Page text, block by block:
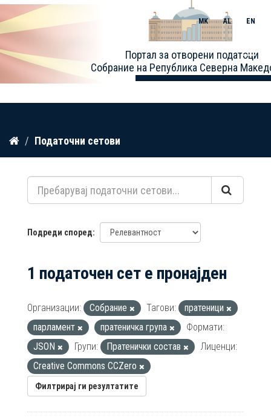
Прескокнете
содржина
Портал за отворени податоци
Собрание на Република Северна
MK AL EN
Toggle
Податочни сетови
Подреди според
1 податочен сет е пронајден
Организации: Собрание Тагови:
пратеници
парламент
пратеничка група
Формати:
JSON
Групи: Пратенички состав
Лиценци:
Creative Commons CCZero
Филтрирај ги резултатите